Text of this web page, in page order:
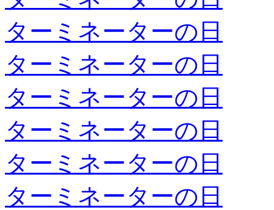
ターミネーターの日
ターミネーターの日
ターミネーターの日
ターミネーターの日
ターミネーターの日
ターミネーターの日